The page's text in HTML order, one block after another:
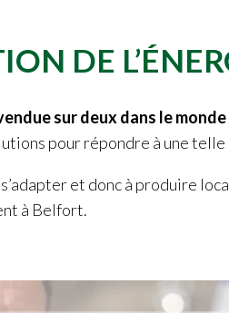
DE
sur deux dans le monde
pour répondre à une telle
et donc à produire
à Belfort.